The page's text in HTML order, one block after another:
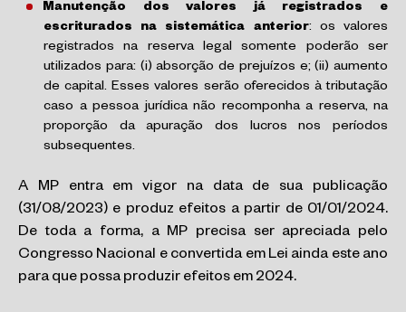
Manutenção dos valores já registrados e
escriturados na sistemática anterior: os valores
registrados na reserva legal somente poderão ser
utilizados para: (i) absorção de prejuízos e; (ii) aumento
de capital. Esses valores serão oferecidos à tributação
caso a pessoa jurídica não recomponha a reserva, na
proporção da apuração dos lucros nos períodos
subsequentes.
A MP entra em vigor na data de sua publicação
(31/08/2023) e produz efeitos a partir de 01/01/2024.
De toda a forma, a MP precisa ser apreciada pelo
Congresso Nacional e convertida em Lei ainda este ano
para que possa produzir efeitos em 2024.